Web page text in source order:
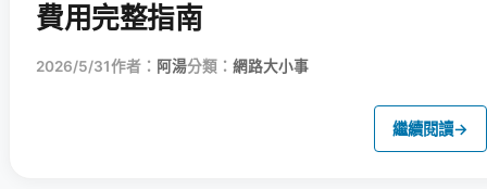
費用完整指南
2026/5/31作者： 阿湯分類： 網路大小事
繼續閱讀→